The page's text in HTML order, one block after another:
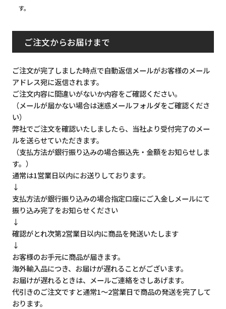
す。
ご注文からお届けまで
ご注文が完了しました時点で自動返信メールがお客様のメール
アドレス宛に返信されます。
ご注文内容に間違いがないか内容をご確認ください。
（メールが届かない場合は迷惑メールフォルダをご確認くださ
い）
弊社でご注文を確認いたしましたら、当社より受付完了のメー
ルを送らせていただきます。
（支払方法が銀行振り込みの場合振込先・金額をお知らせしま
す。）
通常は1営業日以内にお送りしております。
↓
支払方法が銀行振り込みの場合指定口座にご入金しメールにて
振り込み完了をお知らせください
↓
確認がとれ次第2営業日以内に商品を発送いたします
↓
お客様のお手元に商品が届きます。
海外輸入品につき、お届けが遅れることがございます。
お届けが遅れるときは、メールご連絡をさしあげます。
代引きのご注文ですと通常1～2営業日で商品の発送を完了して
おります。